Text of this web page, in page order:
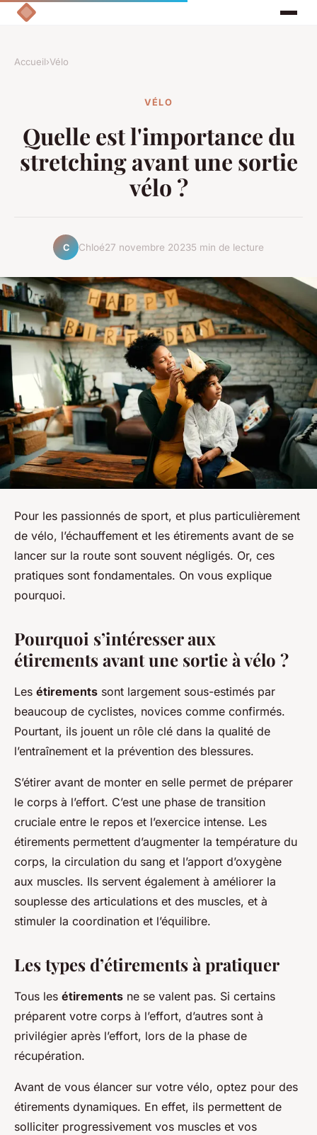
Accueil›Vélo
VÉLO
Quelle est l'importance du
stretching avant une sortie
vélo ?
C Chloé27 novembre 20235 min de lecture
Pour les passionnés de sport, et plus particulièrement
de vélo, l’échauffement et les étirements avant de se
lancer sur la route sont souvent négligés. Or, ces
pratiques sont fondamentales. On vous explique
pourquoi.
Pourquoi s’intéresser aux
étirements avant une sortie à vélo ?
Les étirements sont largement sous-estimés par
beaucoup de cyclistes, novices comme confirmés.
Pourtant, ils jouent un rôle clé dans la qualité de
l’entraînement et la prévention des blessures.
S’étirer avant de monter en selle permet de préparer
le corps à l’effort. C’est une phase de transition
cruciale entre le repos et l’exercice intense. Les
étirements permettent d’augmenter la température du
corps, la circulation du sang et l’apport d’oxygène
aux muscles. Ils servent également à améliorer la
souplesse des articulations et des muscles, et à
stimuler la coordination et l’équilibre.
Les types d’étirements à pratiquer
Tous les étirements ne se valent pas. Si certains
préparent votre corps à l’effort, d’autres sont à
privilégier après l’effort, lors de la phase de
récupération.
Avant de vous élancer sur votre vélo, optez pour des
étirements dynamiques. En effet, ils permettent de
solliciter progressivement vos muscles et vos